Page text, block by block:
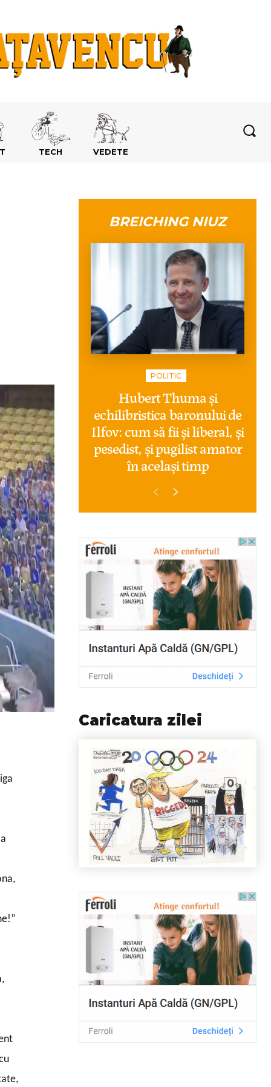
TECH VEDETE
BREICHING NIUZ
POLITIC
Hubert Thuma și
echilibristica baronului de
Ilfov: cum să fii și liberal, și
pesedist, și pugilist amator
în același timp
Caricatura zilei